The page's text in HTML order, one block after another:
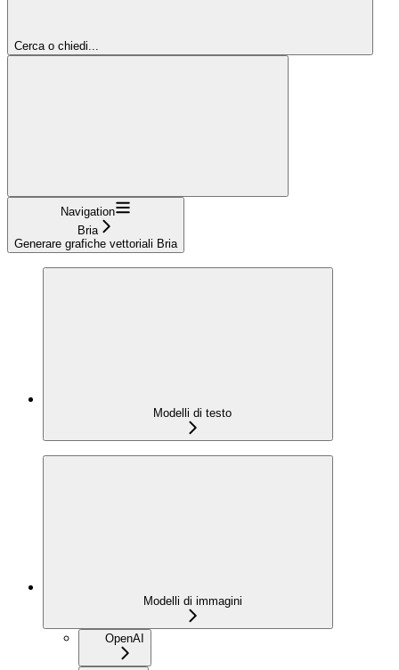
Cerca o chiedi...
Navigation
Bria
Generare grafiche vettoriali Bria
Modelli di testo
Modelli di immagini
OpenAI